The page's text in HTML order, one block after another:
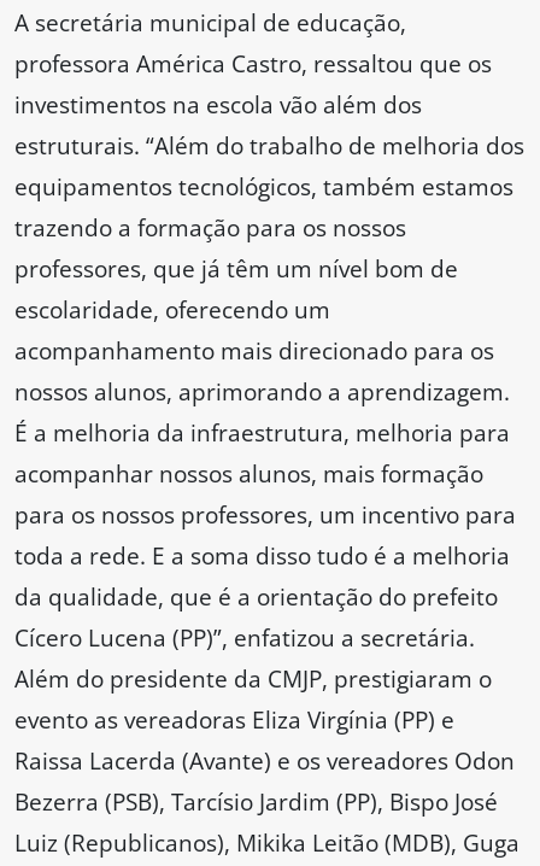
A secretária municipal de educação,
professora América Castro, ressaltou que os
investimentos na escola vão além dos
estruturais. “Além do trabalho de melhoria dos
equipamentos tecnológicos, também estamos
trazendo a formação para os nossos
professores, que já têm um nível bom de
escolaridade, oferecendo um
acompanhamento mais direcionado para os
nossos alunos, aprimorando a aprendizagem.
É a melhoria da infraestrutura, melhoria para
acompanhar nossos alunos, mais formação
para os nossos professores, um incentivo para
toda a rede. E a soma disso tudo é a melhoria
da qualidade, que é a orientação do prefeito
Cícero Lucena (PP)”, enfatizou a secretária.
Além do presidente da CMJP, prestigiaram o
evento as vereadoras Eliza Virgínia (PP) e
Raissa Lacerda (Avante) e os vereadores Odon
Bezerra (PSB), Tarcísio Jardim (PP), Bispo José
Luiz (Republicanos), Mikika Leitão (MDB), Guga